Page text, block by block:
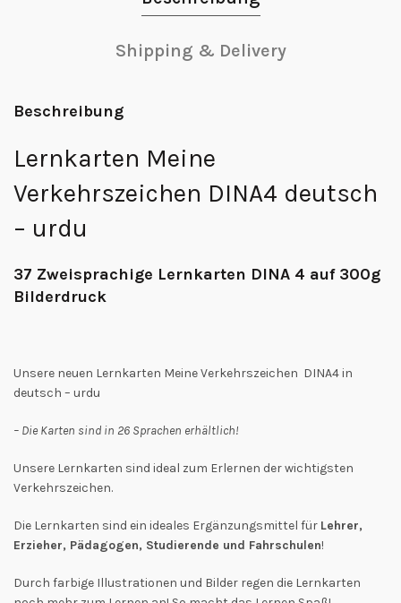
Shipping & Delivery
Beschreibung
Lernkarten Meine
Verkehrszeichen DINA4 deutsch
– urdu
37 Zweisprachige Lernkarten DINA 4 auf 300g
Bilderdruck
Unsere neuen Lernkarten Meine Verkehrszeichen DINA4 in
deutsch – urdu
– Die Karten sind in 26 Sprachen erhältlich!
Unsere Lernkarten sind ideal zum Erlernen der wichtigsten
Verkehrszeichen.
Die Lernkarten sind ein ideales Ergänzungsmittel für Lehrer,
Erzieher, Pädagogen, Studierende und Fahrschulen!
Durch farbige Illustrationen und Bilder regen die Lernkarten